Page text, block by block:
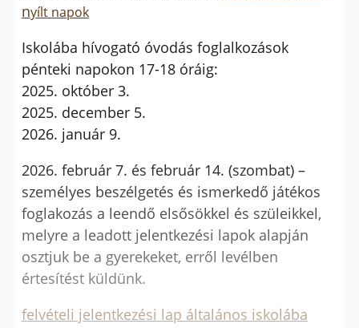
nyílt napok
Iskolába hívogató óvodás foglalkozások
pénteki napokon 17-18 óráig:
2025. október 3.
2025. december 5.
2026. január 9.
2026. február 7. és február 14. (szombat) –
személyes beszélgetés és ismerkedő játékos
foglakozás a leendő elsősökkel és szüleikkel,
melyre a leadott jelentkezési lapok alapján
osztjuk be a gyerekeket, erről levélben
értesítést küldünk.
felvételi jelentkezési lap általános iskolába